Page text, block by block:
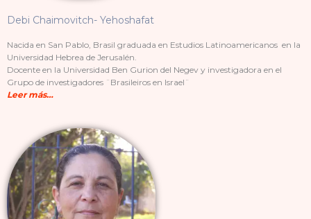
Debi Chaimovitch- Yehoshafat
Nacida en San Pablo, Brasil graduada en Estudios Latinoamericanos en la
Universidad Hebrea de Jerusalén.
Docente en la Universidad Ben Gurion del Negev y investigadora en el
Grupo de investigadores ¨Brasileiros en Israel¨
Leer más…